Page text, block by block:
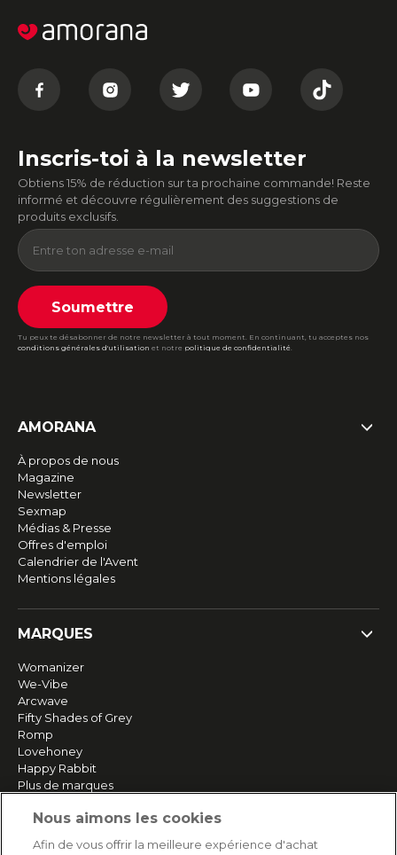
Inscris-toi à la newsletter
Obtiens 15% de réduction sur ta prochaine commande! Reste
informé et découvre régulièrement des suggestions de
produits exclusifs.
Soumettre
Tu peux te désabonner de notre newsletter à tout moment. En continuant, tu acceptes nos
conditions générales d'utilisation et notre politique de confidentialité.
AMORANA
À propos de nous
Magazine
Newsletter
Sexmap
Médias & Presse
Offres d'emploi
Calendrier de l'Avent
Mentions légales
MARQUES
Womanizer
We-Vibe
Arcwave
Fifty Shades of Grey
Romp
Lovehoney
Happy Rabbit
Plus de marques
SERVICE
Nous aimons les cookies
Afin de vous offrir la meilleure expérience d'achat